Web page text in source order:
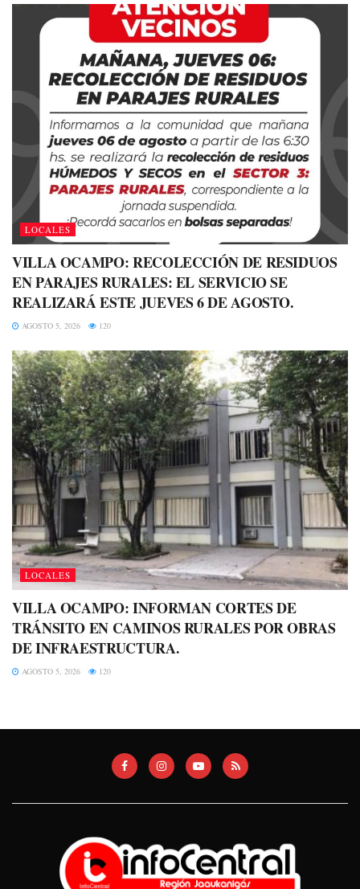
LOCALES
VILLA OCAMPO: RECOLECCIÓN DE RESIDUOS
EN PARAJES RURALES: EL SERVICIO SE
REALIZARÁ ESTE JUEVES 6 DE AGOSTO.
AGOSTO 5, 2026 120
LOCALES
VILLA OCAMPO: INFORMAN CORTES DE
TRÁNSITO EN CAMINOS RURALES POR OBRAS
DE INFRAESTRUCTURA.
AGOSTO 5, 2026 120